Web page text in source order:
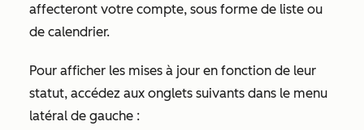
affecteront votre compte, sous forme de liste ou
de calendrier.
Pour afficher les mises à jour en fonction de leur
statut, accédez aux onglets suivants dans le menu
latéral de gauche :